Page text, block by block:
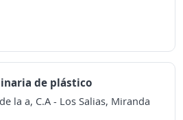
de plástico
la a, C.A - Los Salias, Miranda